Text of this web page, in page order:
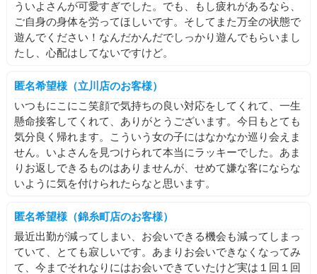
結構気分で色々変えがちです
ご迷惑おかけしてます(´･ω･`;)
なので気分で急にやっぱりちょっと出勤します！とかもある
よければリマインダー登録やXの方ちょこちょこ見ていただ
けると助かります
あまりいよの言うこと信用しない方がいいと思います（自分
で言うなすぎる）
と、言いたいこと全部言い終わったのでそろそろ終わります
ここまで読んでくださってありがとうございました！！
✨✨
本当にありがとね！！！！！
ではそろそろこのへんでヾ(*ˊᗜˋ*)
ういよさんが可愛すぎでした。でも、もし疲れがあるなら、
ご自身の身体を労ってほしいです。そしてまた万全の状態で
遊んでください！なんだかんだでしっかり遊んでもらいまし
たし、心配はしてないですけど。
匿名希望様（立川店のお客様）
いつもにこにこ笑顔で気持ちの良い対応をしてくれて、一生
懸命接客してくれて、ありがとうございます。今日もとても
気分良く帰れます。こういう女の子にはなかなか巡り会えま
せん。いよさんを見つけられて本当にラッキーでした。あま
りお返しできるものはありませんが、せめて嫌な客にならな
いように気を付けられたらなと思います。
匿名希望様（錦糸町店のお客様）
最近出勤が減ってしまい、お会いできる機会も減ってしまっ
ていて、とても寂しいです。あまりお会いできなくなってみ
て、今までそれなりにはお会いできていたけど実は１回１回